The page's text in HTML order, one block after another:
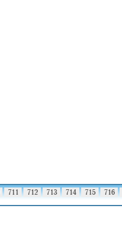
711 712 713 714 715 716